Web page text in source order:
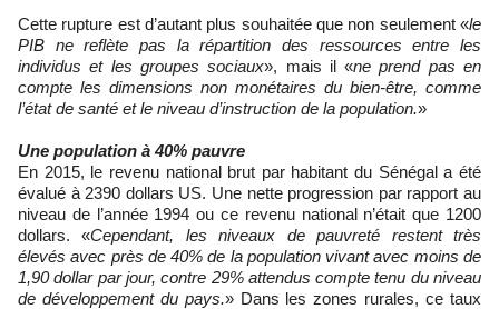
Cette rupture est d’autant plus souhaitée que non seulement «le
PIB ne reflète pas la répartition des ressources entre les
individus et les groupes sociaux», mais il «ne prend pas en
compte les dimensions non monétaires du bien-être, comme
l’état de santé et le niveau d’instruction de la population.»
Une population à 40% pauvre
En 2015, le revenu national brut par habitant du Sénégal a été
évalué à 2390 dollars US. Une nette progression par rapport au
niveau de l’année 1994 ou ce revenu national n’était que 1200
dollars. «Cependant, les niveaux de pauvreté restent très
élevés avec près de 40% de la population vivant avec moins de
1,90 dollar par jour, contre 29% attendus compte tenu du niveau
de développement du pays.» Dans les zones rurales, ce taux